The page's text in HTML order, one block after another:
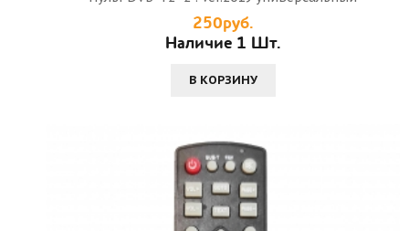
250руб.
Наличие 1 Шт.
В КОРЗИНУ